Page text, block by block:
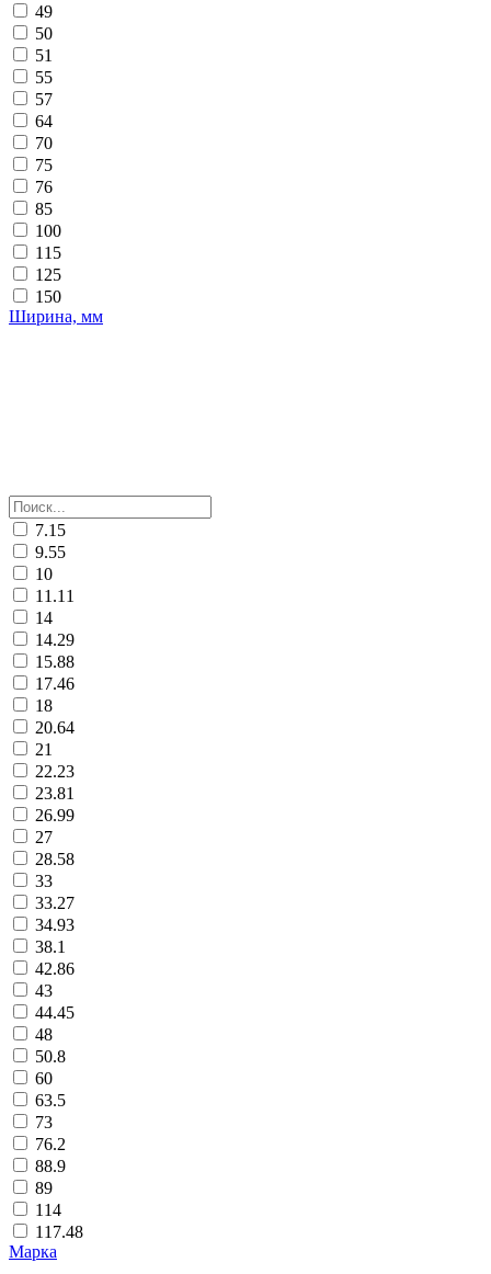
49
50
51
55
57
64
70
75
76
85
100
115
125
150
Ширина, мм
7.15
9.55
10
11.11
14
14.29
15.88
17.46
18
20.64
21
22.23
23.81
26.99
27
28.58
33
33.27
34.93
38.1
42.86
43
44.45
48
50.8
60
63.5
73
76.2
88.9
89
114
117.48
Марка